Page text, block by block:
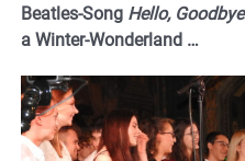
Beatles-Song Hello, Goodbye
a Winter-Wonderland …